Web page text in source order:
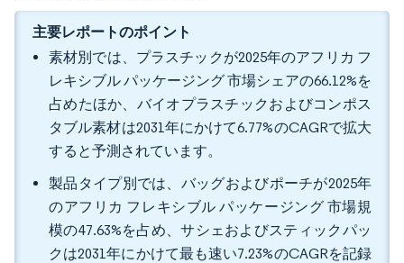
主要レポートのポイント
素材別では、プラスチックが2025年のアフリカ フ
レキシブル パッケージング 市場シェアの66.12%を
占めたほか、バイオプラスチックおよびコンポス
タブル素材は2031年にかけて6.77%のCAGRで拡大
すると予測されています。
製品タイプ別では、バッグおよびポーチが2025年
のアフリカ フレキシブル パッケージング 市場規
模の47.63%を占め、サシェおよびスティックパッ
クは2031年にかけて最も速い7.23%のCAGRを記録